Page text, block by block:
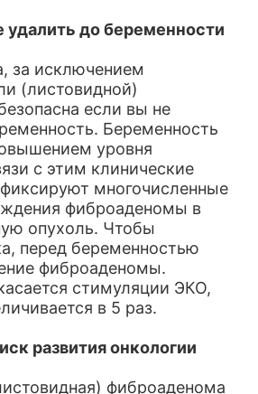
до беременности
за исключением
(листовидной)
если вы не
Беременность
уровня
с этим клинические
многочисленные
фиброаденомы в
опухоль. Чтобы
перед беременностью
фиброаденомы.
стимуляции ЭКО,
в 5 раз.
развития онкологии
фиброаденома